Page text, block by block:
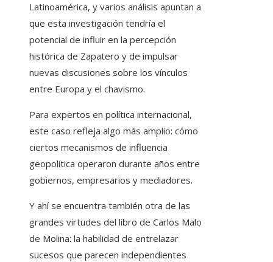
Latinoamérica, y varios análisis apuntan a
que esta investigación tendría el
potencial de influir en la percepción
histórica de Zapatero y de impulsar
nuevas discusiones sobre los vínculos
entre Europa y el chavismo.
Para expertos en política internacional,
este caso refleja algo más amplio: cómo
ciertos mecanismos de influencia
geopolítica operaron durante años entre
gobiernos, empresarios y mediadores.
Y ahí se encuentra también otra de las
grandes virtudes del libro de Carlos Malo
de Molina: la habilidad de entrelazar
sucesos que parecen independientes